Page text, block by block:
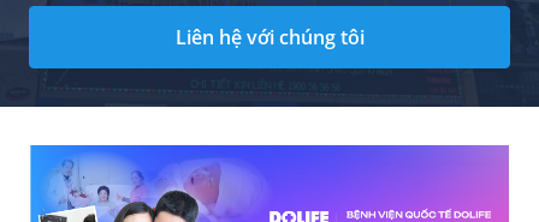
Liên hệ với chúng tôi